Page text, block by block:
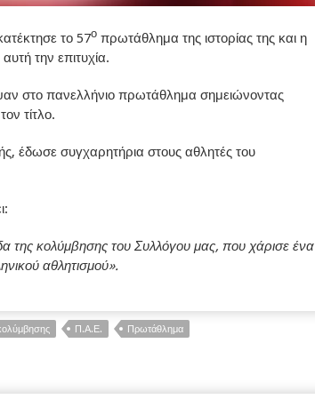
το 57οπρωτάθλημα της ιστορίας της και η
την επιτυχία.
στο πανελλήνιο πρωτάθλημα σημειώνοντας
τίτλο.
συγχαρητήρια στους αθλητές του
της κολύμβησης του Συλλόγου μας, που χάρισε ένα
αθλητισμού».
Π.Α.Ε. Πρωτάθλημα